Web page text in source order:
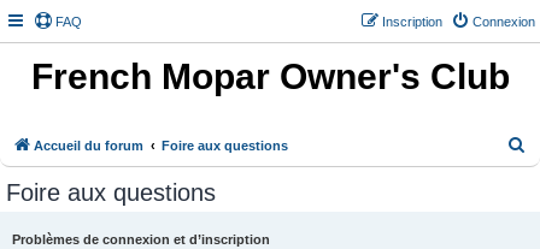
FAQ Connexion
Inscription
French Mopar Owner's Club
Accueil du forum Foire aux questions
Foire aux questions
Problèmes de connexion et d’inscription